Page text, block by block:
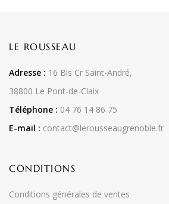
LE ROUSSEAU
Adresse : 16 Bis Cr Saint-André,
38800 Le Pont-de-Claix
Téléphone : 04 76 14 86 75
E-mail : contact@lerousseaugrenoble.fr
CONDITIONS
Conditions générales de ventes